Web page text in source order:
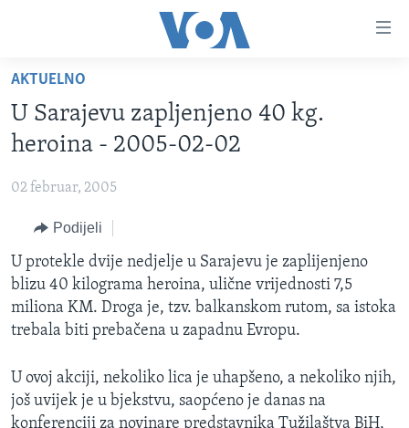
glavni
sadržaj
Pređi
na
glavnu
pretragu
VIJESTI
SJEDINJENE AMERIČKE DRŽAVE
BOSNA I HERCEGOVINA
NAUKA I TEHNOLOGIJA
SPECIJALNI PROJEKTI
KORUPCIJA
SLOBODA MEDIJA
IZBJEGLIČKA STRANA
AKTUELNO
U Sarajevu zapljenjeno 40 kg.
heroina - 2005-02-02
02 februar, 2005
Podijeli
U protekle dvije nedjelje u Sarajevu je zaplijenjeno
blizu 40 kilograma heroina, ulične vrijednosti 7,5
miliona KM. Droga je, tzv. balkanskom rutom, sa istoka
trebala biti prebačena u zapadnu Evropu.
U ovoj akciji, nekoliko lica je uhapšeno, a nekoliko njih,
još uvijek je u bjekstvu, saopćeno je danas na
konferenciji za novinare predstavnika Tužilaštva BiH,